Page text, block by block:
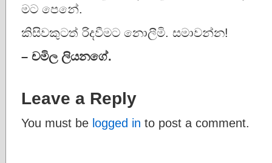
මට පෙනේ.
කිසිවකුටත් රිදවීමට නොලීමි. සමාවන්න!
– චමිල ලියනගේ.
Leave a Reply
You must be logged in to post a comment.